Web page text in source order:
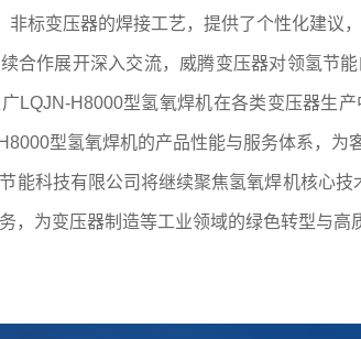
非标变压器的焊接工艺，提供了个性化建议
合作展开深入交流，威腾变压器对领氢节
LQJN-H8000型氢氧焊机在各类变压器生
型氢氧焊机的产品性能与服务体系，为
能科技有限公司将继续聚焦氢氧焊机核心
，为变压器制造等工业领域的绿色转型与